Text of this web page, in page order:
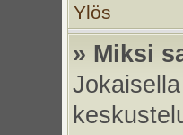
Ylös
» Miksi